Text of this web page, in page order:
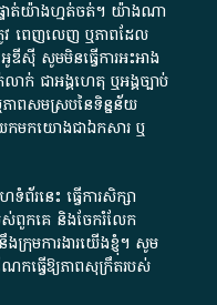
ទាត់​យ៉ាង​ហ្មត់ចត់​។​ យ៉ាងណា​
វ​ ពេញលេញ​ ឬ​ភាព​ដែល​
ឌី​ស៊ី​ សូម​មិន​ធ្វើការ​អះអាង​
ាក់​ ជា​អង្គហេតុ​ ឬ​អង្គច្បាប់​
ាព​សម​ស្រប​នៃ​ទិន្នន័យ​
ក​មក​យោង​ជា​ឯកសារ​ ឬ​
ព័រនេះ ធ្វើការសិក្សា
បស់ពួកគេ និងចែករំលែក
ក្រុមការងារយើងខ្ញុំ។ សូម
កធ្វើឱ្យភាពសុក្រឹតរបស់